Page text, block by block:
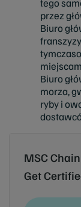
tego
przez
Biuro
Biuro
morza,
ryby i
MSC
Get